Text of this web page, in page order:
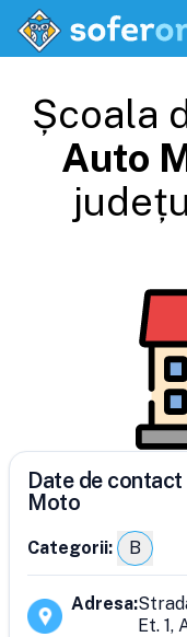
Școala
Auto
Date de
Moto
Categorii: B
Adresa:
Et. 1,